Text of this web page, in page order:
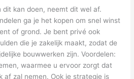
dit kan doen, neemt dit wel af.
ga je het kopen om snel winst
of grond. Je bent privé ook
die je zakelijk maakt, zodat de
bouwwerken zijn. Voordelen:
waarmee u ervoor zorgt dat
af zal nemen. Ook je strategie is